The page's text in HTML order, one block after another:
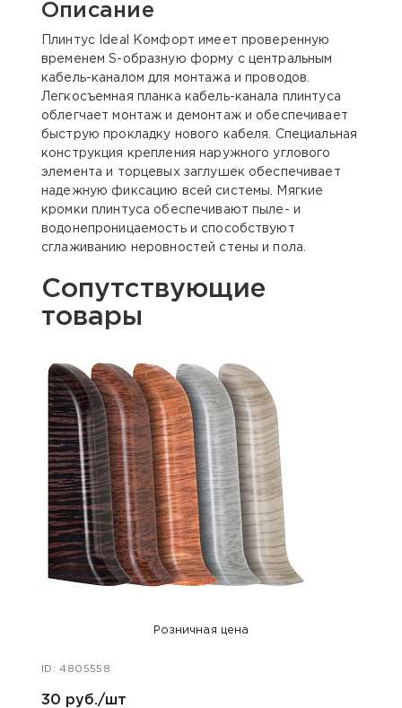
Описание
Плинтус Ideal Комфорт имеет проверенную
временем S-образную форму с центральным
кабель-каналом для монтажа и проводов.
Легкосъемная планка кабель-канала плинтуса
облегчает монтаж и демонтаж и обеспечивает
быструю прокладку нового кабеля. Специальная
конструкция крепления наружного углового
элемента и торцевых заглушек обеспечивает
надежную фиксацию всей системы. Мягкие
кромки плинтуса обеспечивают пыле- и
водонепроницаемость и способствуют
сглаживанию неровностей стены и пола.
Сопутствующие
товары
Розничная цена
ID: 4805558
30 руб./шт